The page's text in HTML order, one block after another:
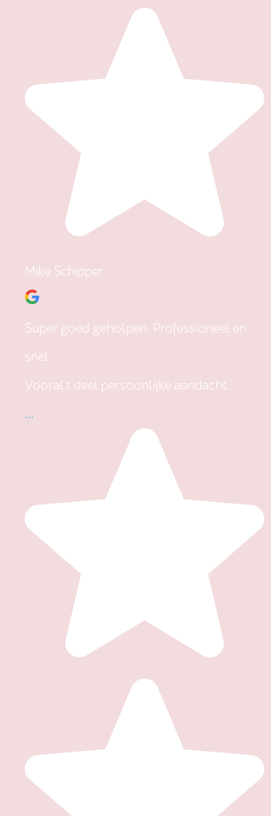
Mike Schipper
Super goed geholpen. Professioneel en
snel.
Vooral t deel persoonlijke aandacht.
...